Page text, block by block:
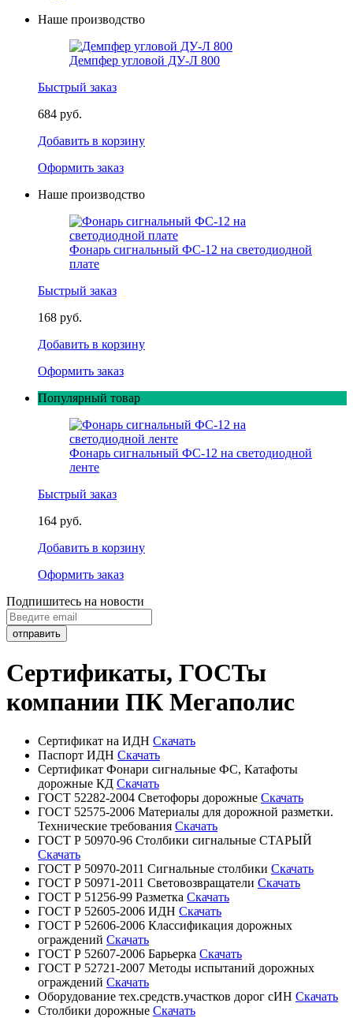
Наше производство
Демпфер угловой ДУ-Л 800
Быстрый заказ
684 руб.
Добавить в корзину
Оформить заказ
Наше производство
Фонарь сигнальный ФС-12 на светодиодной
плате
Быстрый заказ
168 руб.
Добавить в корзину
Оформить заказ
Популярный товар
Фонарь сигнальный ФС-12 на светодиодной
ленте
Быстрый заказ
164 руб.
Добавить в корзину
Оформить заказ
Подпишитесь на новости
Сертификаты, ГОСТы
компании ПК Мегаполис
Сертификат на ИДН Скачать
Паспорт ИДН Скачать
Сертификат Фонари сигнальные ФС, Катафоты
дорожные КД Скачать
ГОСТ 52282-2004 Светофоры дорожные Скачать
ГОСТ 52575-2006 Материалы для дорожной разметки.
Технические требования Скачать
ГОСТ Р 50970-96 Столбики сигнальные СТАРЫЙ
Скачать
ГОСТ Р 50970-2011 Сигнальные столбики Скачать
ГОСТ Р 50971-2011 Световозвращатели Скачать
ГОСТ Р 51256-99 Разметка Скачать
ГОСТ Р 52605-2006 ИДН Скачать
ГОСТ Р 52606-2006 Классификация дорожных
ограждений Скачать
ГОСТ Р 52607-2006 Барьерка Скачать
ГОСТ Р 52721-2007 Методы испытаний дорожных
ограждений Скачать
Оборудование тех.средств.участков дорог сИН Скачать
Столбики дорожные Скачать